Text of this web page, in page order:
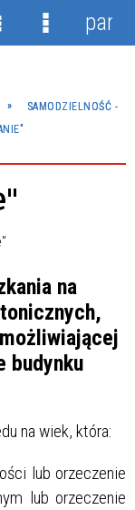
SAMODZIELNOŚĆ -
na
budynku
na wiek, która:
lub orzeczenie
lub orzeczenie
Menu
panel